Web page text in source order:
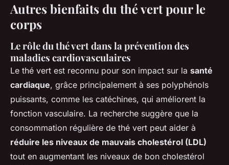
Autres bienfaits du thé vert pour le
corps
Le rôle du thé vert dans la prévention des
maladies cardiovasculaires
Le thé vert est reconnu pour son impact sur la santé
cardiaque, grâce principalement à ses polyphénols
puissants, comme les catéchines, qui améliorent la
fonction vasculaire. La recherche suggère que la
consommation régulière de thé vert peut aider à
réduire les niveaux de mauvais cholestérol (LDL)
tout en augmentant les niveaux de bon cholestérol